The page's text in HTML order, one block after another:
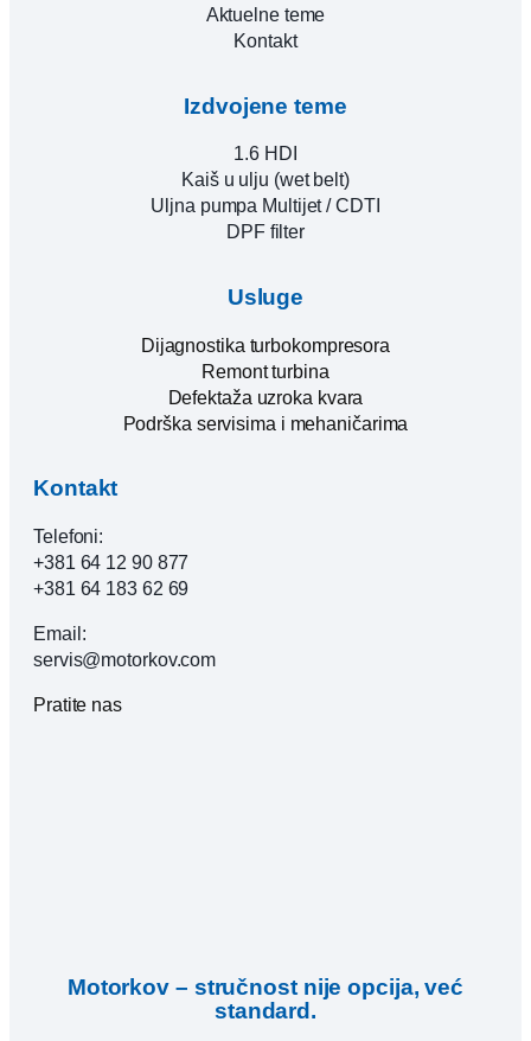
Aktuelne teme
Kontakt
Izdvojene teme
1.6 HDI
Kaiš u ulju (wet belt)
Uljna pumpa Multijet / CDTI
DPF filter
Usluge
Dijagnostika turbokompresora
Remont turbina
Defektaža uzroka kvara
Podrška servisima i mehaničarima
Kontakt
Telefoni:
+381 64 12 90 877
+381 64 183 62 69
Email:
servis@motorkov.com
Pratite nas
Motorkov – stručnost nije opcija, već
standard.